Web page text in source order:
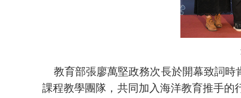
教育部張廖萬堅政務次長於開幕致詞時
課程教學團隊，共同加入海洋教育推手